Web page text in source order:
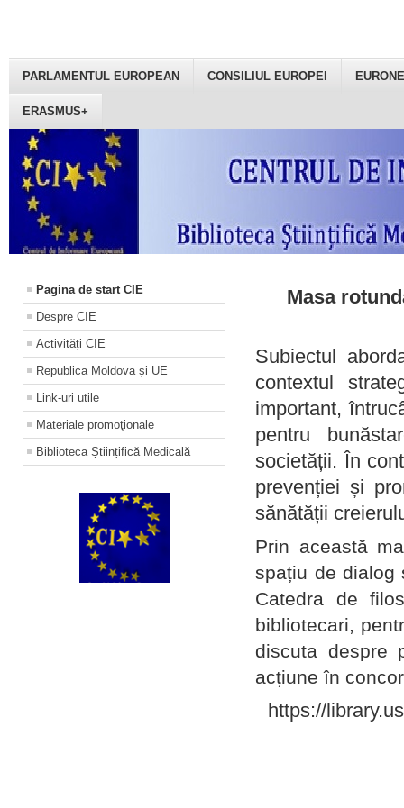
PARLAMENTUL EUROPEAN CONSILIUL EUROPEI
ERASMUS+
Pagina de start CIE
Despre CIE
Activități CIE
Republica Moldova și UE
Link-uri utile
Materiale promoţionale
Biblioteca Științifică Medicală
Masa
Subiectul
contextul
important,
pentru
societății. În
prevenției și
sănătății
Prin această
spațiu de dialog
Catedra de
bibliotecari,
discuta despre
acțiune în
https://